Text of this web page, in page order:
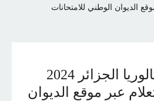
الديوان الوطني للامتحانات
موعد نتائج البكالوريا الجزائر 2024
عبر موقع الديوان